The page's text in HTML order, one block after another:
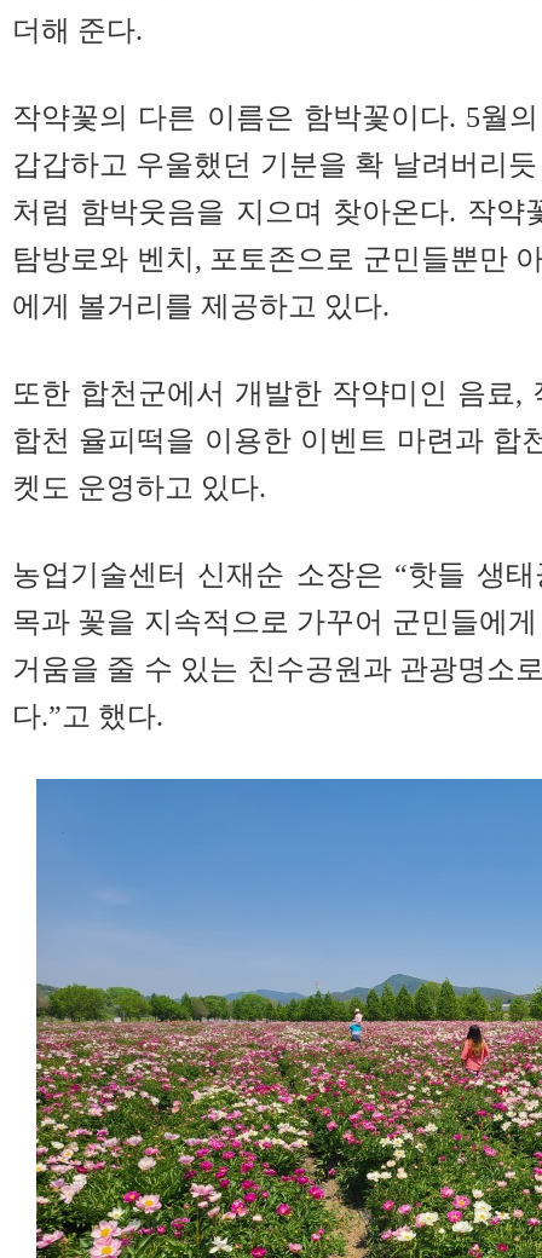
더해 준다.
작약꽃의 다른 이름은 함박꽃이다. 5월
갑갑하고 우울했던 기분을 확 날려버리
처럼 함박웃음을 지으며 찾아온다. 작약
탐방로와 벤치, 포토존으로 군민들뿐만
에게 볼거리를 제공하고 있다.
또한 합천군에서 개발한 작약미인 음료,
합천 율피떡을 이용한 이벤트 마련과 합
켓도 운영하고 있다.
농업기술센터 신재순 소장은 “핫들 생
목과 꽃을 지속적으로 가꾸어 군민들에
거움을 줄 수 있는 친수공원과 관광명소
다.”고 했다.